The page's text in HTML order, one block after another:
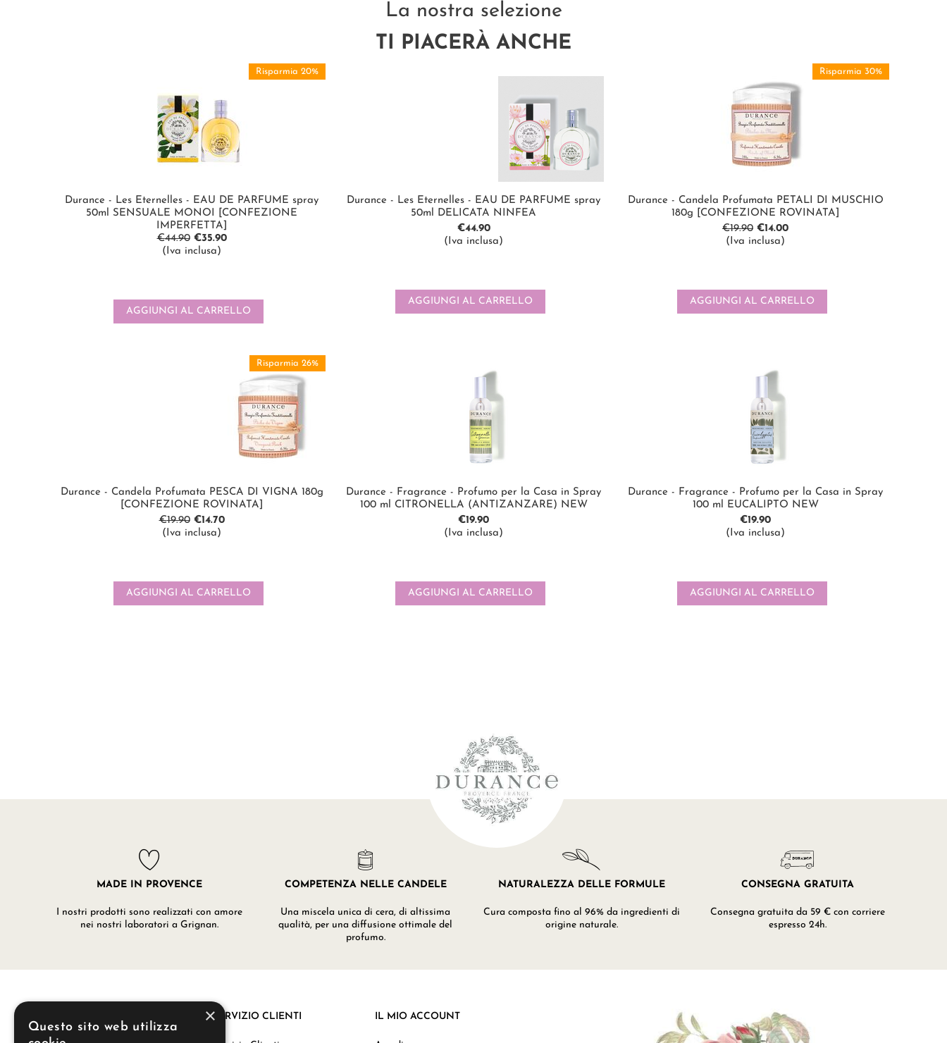
La nostra selezione
TI PIACERÀ ANCHE
Risparmia 20%
Durance - Les Eternelles - EAU DE PARFUME spray
50ml SENSUALE MONOI [CONFEZIONE
IMPERFETTA]
€44.90 €35.90
(Iva inclusa)
AGGIUNGI AL CARRELLO
Durance - Les Eternelles - EAU DE PARFUME spray
50ml DELICATA NINFEA
€44.90
(Iva inclusa)
AGGIUNGI AL CARRELLO
Risparmia 30%
Durance - Candela Profumata PETALI DI MUSCHIO
180g [CONFEZIONE ROVINATA]
€19.90 €14.00
(Iva inclusa)
AGGIUNGI AL CARRELLO
Risparmia 26%
Durance - Candela Profumata PESCA DI VIGNA 180g
[CONFEZIONE ROVINATA]
€19.90 €14.70
(Iva inclusa)
AGGIUNGI AL CARRELLO
Durance - Fragrance - Profumo per la Casa in Spray
100 ml CITRONELLA (ANTIZANZARE) NEW
€19.90
(Iva inclusa)
AGGIUNGI AL CARRELLO
Durance - Fragrance - Profumo per la Casa in Spray
100 ml EUCALIPTO NEW
€19.90
(Iva inclusa)
AGGIUNGI AL CARRELLO
MADE IN PROVENCE
I nostri prodotti sono realizzati con amore
nei nostri laboratori a Grignan.
COMPETENZA NELLE CANDELE
Una miscela unica di cera, di altissima
qualità, per una diffusione ottimale del
profumo.
NATURALEZZA DELLE FORMULE
Cura composta fino al 96% da ingredienti di
origine naturale.
CONSEGNA GRATUITA
Consegna gratuita da 59 € con corriere
espresso 24h.
SERVIZIO CLIENTI IL MIO ACCOUNT
×
Questo sito web utilizza